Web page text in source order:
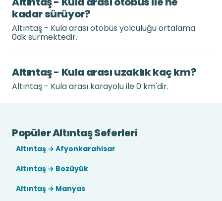
kadar sürüyor?
Altıntaş - Kula arası otobüs yolculuğu ortalama
0dk sürmektedir.
Altıntaş - Kula arası uzaklık kaç km?
Altıntaş - Kula arası karayolu ile 0 km'dir.
Popüler Altıntaş Seferleri
Altıntaş → Afyonkarahisar
Altıntaş → Bozüyük
Altıntaş → Manyas